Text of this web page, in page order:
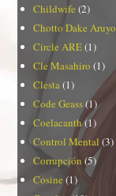
Childwife (2)
Chotto Dake Aruyo
Circle ARE(1)
Cle Masahiro (1)
Clesta (1)
Code Geass(1)
Coelacanth(1)
Control Mental (3)
Corrupción (5)
Cosine (1)